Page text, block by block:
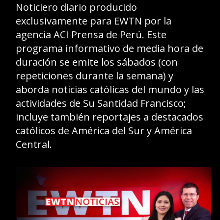
RELIGIOUS CATALOGUE
PILGRIMAGE GIVING
DONATE
GIVE
MONTHLY
Noticiero diario producido
exclusivamente para EWTN por la
agencia ACI Prensa de Perú. Este
programa informativo de media hora de
duración se emite los sábados (con
repeticiones durante la semana) y
aborda noticias católicas del mundo y las
actividades de Su Santidad Francisco;
incluye también reportajes a destacados
católicos de América del Sur y América
Central.